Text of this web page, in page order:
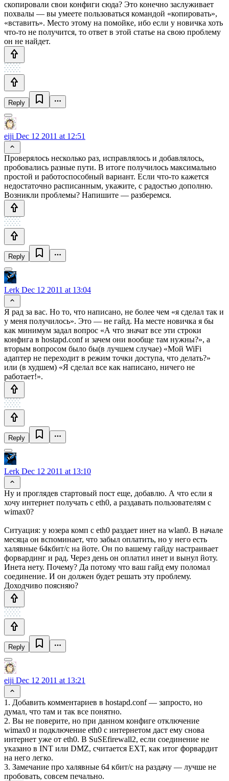
скопировали свои конфиги сюда? Это конечно заслуживает
похвалы — вы умеете пользоваться командой «копировать»,
«вставить». Место этому на помойке, ибо если у новичка хоть
что-то не получится, то ответ в этой статье на свою проблему
он не найдет.
Reply
eiji Dec 12 2011 at 12:51
Проверялось несколько раз, исправлялось и добавлялось,
пробовались разные пути. В итоге получилось максимально
простой и работоспособный вариант. Если что-то кажется
недостаточно расписанным, укажите, с радостью дополню.
Возникли проблемы? Напишите — разберемся.
Reply
Lerk Dec 12 2011 at 13:04
Я рад за вас. Но то, что написано, не более чем «я сделал так и
у меня получилось». Это — не гайд. На месте новичка я бы
как минимум задал вопрос «А что значат все эти строки
конфига в hostapd.conf и зачем они вообще там нужны?», а
вторым вопросом было бы(в лучшем случае) «Мой WiFi
адаптер не переходит в режим точки доступа, что делать?»
или (в худшем) «Я сделал все как написано, ничего не
работает!».
Reply
Lerk Dec 12 2011 at 13:10
Ну и проглядев стартовый пост еще, добавлю. А что если я
хочу интернет получать с eth0, а раздавать пользователям с
wimax0?
Ситуация: у юзера комп с eth0 раздает инет на wlan0. В начале
месяца он вспоминает, что забыл оплатить, но у него есть
халявные 64кбит/с на йоте. Он по вашему гайду настраивает
форвардинг и рад. Через день он оплатил инет и вынул йоту.
Инета нету. Почему? Да потому что ваш гайд ему поломал
соединение. И он должен будет решать эту проблему.
Доходчиво поясняю?
Reply
eiji Dec 12 2011 at 13:21
1. Добавить комментариев в hostapd.conf — запросто, но
думал, что там и так все понятно.
2. Вы не поверите, но при данном конфиге отключение
wimax0 и подключение eth0 с интернетом даст ему снова
интернет уже от eth0. В SuSEfirewall2, если соединение не
указано в INT или DMZ, считается EXT, как итог форвардит
на него легко.
3. Замечание про халявные 64 кбит/с на раздачу — лучше не
пробовать, совсем печально.